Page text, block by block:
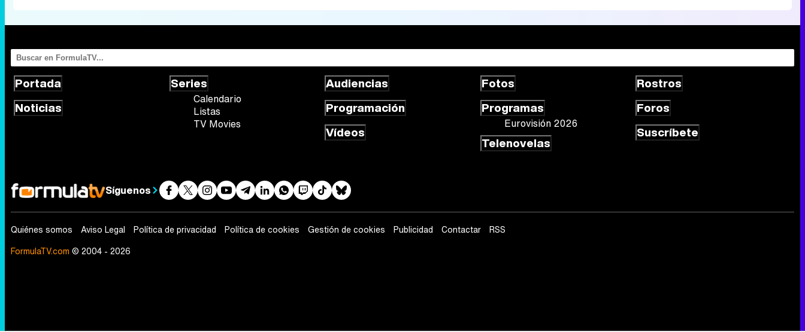
Portada
Noticias
Series
Calendario
Listas
TV Movies
Audiencias
Programación
Vídeos
Fotos
Programas
Eurovisión 2026
Telenovelas
Rostros
Foros
Suscríbete
Síguenos
Quiénes somos Aviso Legal Política de privacidad Política de cookies Gestión de cookies Publicidad Contactar
RSS
FormulaTV.com © 2004 - 2026